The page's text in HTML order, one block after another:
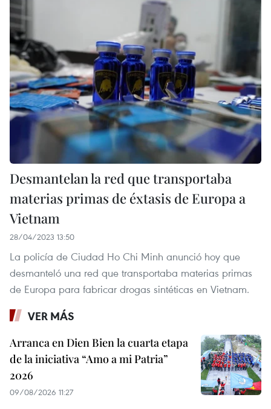
Desmantelan la red que transportaba
materias primas de éxtasis de Europa a
Vietnam
28/04/2023 13:50
La policía de Ciudad Ho Chi Minh anunció hoy que
desmanteló una red que transportaba materias primas
de Europa para fabricar drogas sintéticas en Vietnam.
VER MÁS
Arranca en Dien Bien la cuarta etapa
de la iniciativa “Amo a mi Patria”
2026
09/08/2026 11:27